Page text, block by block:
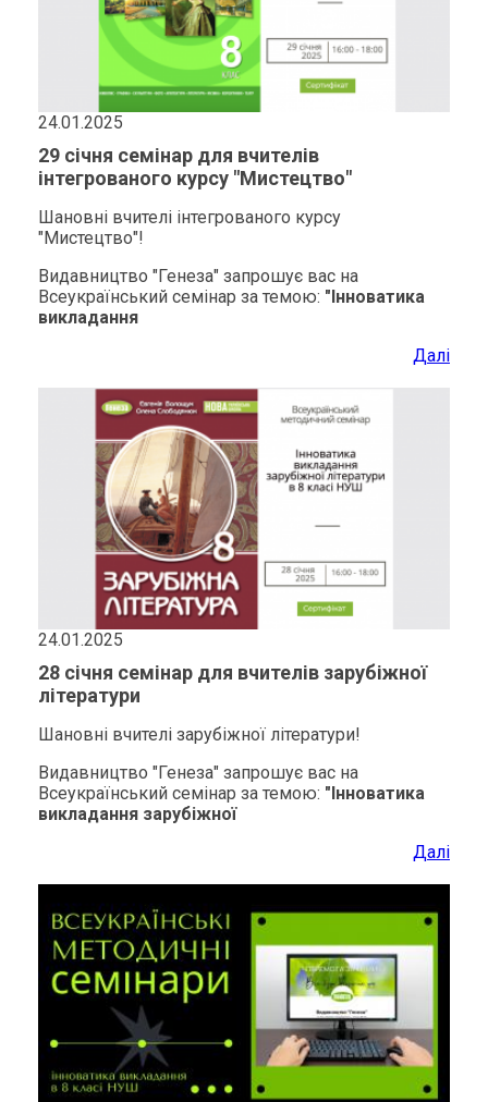
24.01.2025
29 січня семінар для вчителів
інтегрованого курсу "Мистецтво"
Шановні вчителі інтегрованого курсу
"Мистецтво"!
Видавництво "Генеза" запрошує вас на
Всеукраїнський семінар за темою: "Інноватика
викладання
Далі
24.01.2025
28 січня семінар для вчителів зарубіжної
літератури
Шановні вчителі зарубіжної літератури!
Видавництво "Генеза" запрошує вас на
Всеукраїнський семінар за темою: "Інноватика
викладання зарубіжної
Далі